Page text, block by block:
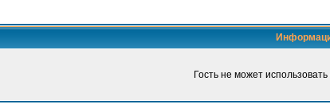
Гость не может